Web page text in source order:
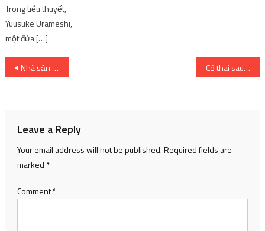
Trong tiểu thuyết,
Yuusuke Urameshi,
một đứa […]
Post
Nhà sản xuất ‘Em và Trinh’ gửi lời xin lỗi đến bà Michiko Yoshii Có thai sau khi phá thai
Leave a Reply
Your email address will not be published.Required fields are
marked *
Comment*